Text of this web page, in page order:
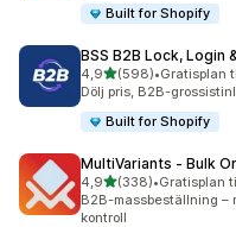
Built for Shopify
BSS B2B Lock, Login
4,9av 5 stjärnor
(598)
598 recensioner totalt
•Gratisplan
Dölj pris, B2B-
Built for Shopify
MultiVariants ‑ Bulk
4,9av 5 stjärnor
(338)
338 recensioner totalt
•Gratisplan
B2B-massbeställning –
kontroll